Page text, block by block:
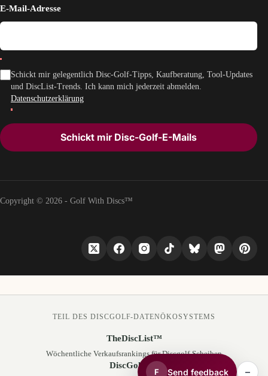
E-Mail-Adresse
Schickt mir gelegentlich Disc-Golf-Tipps, Kaufberatung, Tool-Updates
und DiscList-Trends. Ich kann mich jederzeit abmelden.
Datenschutzerklärung
Schickt mir Disc-Golf-E-Mails
Copyright © 2026 - Golf With Discs™
F Send feedback –
TEIL DES DISCGOLF-DATENÖKOSYSTEMS
TheDiscList™
Wöchentliche Verkaufsrankings für Discgolf-Scheiben
DiscGolfAPI